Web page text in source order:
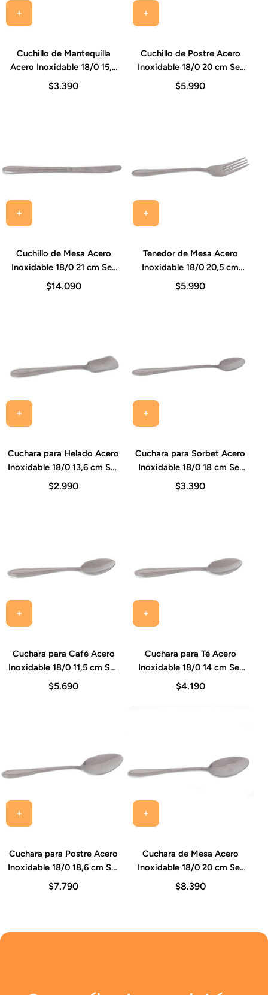
Cuchillo de Mantequilla
Acero Inoxidable 18/0 15,9
cm Set 12 Piezas Sevilla
$3.390
Cuchillo de Postre Acero
Inoxidable 18/0 20 cm Set
12 Piezas Sevilla
$5.990
Cuchillo de Mesa Acero
Inoxidable 18/0 21 cm Set
12 Piezas Sevilla
$14.090
Tenedor de Mesa Acero
Inoxidable 18/0 20,5 cm
Set 12 Piezas Sevilla
$5.990
Cuchara para Helado Acero
Inoxidable 18/0 13,6 cm Set
12 Piezas Sevilla
$2.990
Cuchara para Sorbet Acero
Inoxidable 18/0 18 cm Set
12 Piezas Sevilla
$3.390
Cuchara para Café Acero
Inoxidable 18/0 11,5 cm Set
12 Piezas Sevilla
$5.690
Cuchara para Té Acero
Inoxidable 18/0 14 cm Set
12 Piezas Sevilla
$4.190
Cuchara para Postre Acero
Inoxidable 18/0 18,6 cm Set
12 Piezas Sevilla
$7.790
Cuchara de Mesa Acero
Inoxidable 18/0 20 cm Set
12 Piezas Sevilla
$8.390